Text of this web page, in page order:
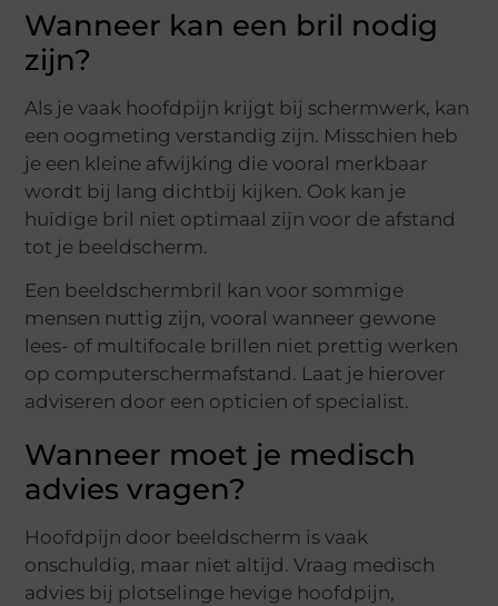
Wanneer kan een bril nodig
zijn?
Als je vaak hoofdpijn krijgt bij schermwerk, kan
een oogmeting verstandig zijn. Misschien heb
je een kleine afwijking die vooral merkbaar
wordt bij lang dichtbij kijken. Ook kan je
huidige bril niet optimaal zijn voor de afstand
tot je beeldscherm.
Een beeldschermbril kan voor sommige
mensen nuttig zijn, vooral wanneer gewone
lees- of multifocale brillen niet prettig werken
op computerschermafstand. Laat je hierover
adviseren door een opticien of specialist.
Wanneer moet je medisch
advies vragen?
Hoofdpijn door beeldscherm is vaak
onschuldig, maar niet altijd. Vraag medisch
advies bij plotselinge hevige hoofdpijn,